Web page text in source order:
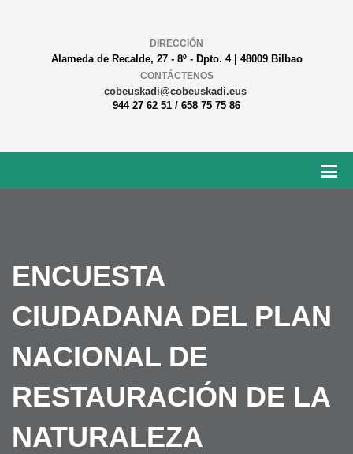
DIRECCIÓN
Alameda de Recalde, 27 - 8º - Dpto. 4 | 48009 Bilbao
CONTÁCTENOS
cobeuskadi@cobeuskadi.eus
944 27 62 51 / 658 75 75 86
ENCUESTA
CIUDADANA DEL PLAN
NACIONAL DE
RESTAURACIÓN DE LA
NATURALEZA